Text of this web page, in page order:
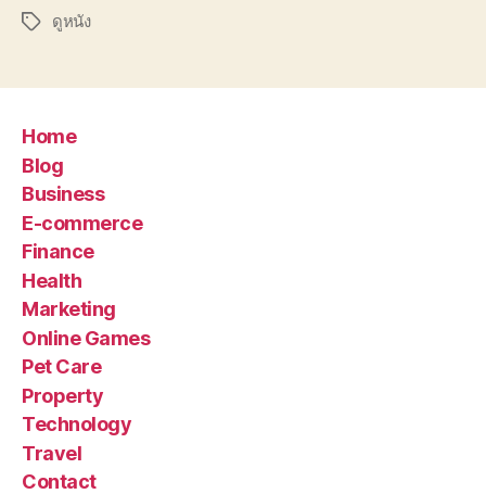
Tagsดูหนัง
Home
Blog
Business
E-commerce
Finance
Health
Marketing
Online Games
Pet Care
Property
Technology
Travel
Contact